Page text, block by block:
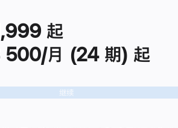
起
500/月 (24 期) 起
继续